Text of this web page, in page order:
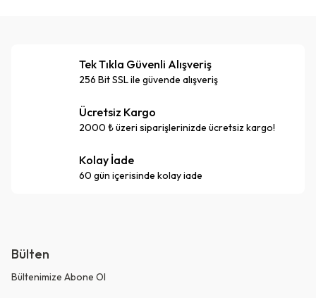
Tek Tıkla Güvenli Alışveriş
256 Bit SSL ile güvende alışveriş
Ücretsiz Kargo
2000 ₺ üzeri siparişlerinizde ücretsiz kargo!
Kolay İade
60 gün içerisinde kolay iade
Bülten
Bültenimize Abone Ol